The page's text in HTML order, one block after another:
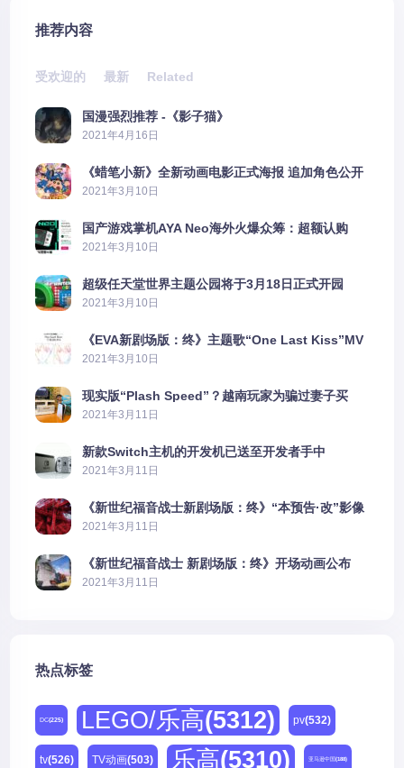
推荐内容
受欢迎的 最新 Related
国漫强烈推荐 -《影子猫》
2021年4月16日
《蜡笔小新》全新动画电影正式海报 追加角色公开
2021年3月10日
国产游戏掌机AYA Neo海外火爆众筹：超额认购
2606%
2021年3月10日
超级任天堂世界主题公园将于3月18日正式开园
2021年3月10日
《EVA新剧场版：终》主题歌“One Last Kiss”MV
公布
2021年3月10日
现实版“Plash Speed”？越南玩家为骗过妻子买
PS5上演好戏
2021年3月11日
新款Switch主机的开发机已送至开发者手中
2021年3月11日
《新世纪福音战士新剧场版：终》“本预告·改”影像
公开
2021年3月11日
《新世纪福音战士 新剧场版：终》开场动画公布
2021年3月11日
热点标签
DC(225) LEGO/乐高(5312) pv(532)
tv(526) TV动画(503) 乐高(5310) 亚马逊中国(188)